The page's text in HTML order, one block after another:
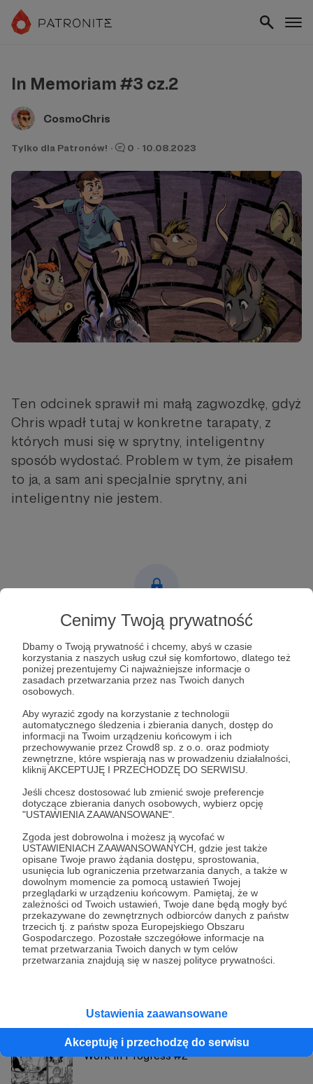
Cenimy Twoją prywatność
Dbamy o Twoją prywatność i chcemy, abyś w czasie
korzystania z naszych usług czuł się komfortowo, dlatego też
poniżej prezentujemy Ci najważniejsze informacje o
zasadach przetwarzania przez nas Twoich danych
osobowych.
Aby wyrazić zgody na korzystanie z technologii
automatycznego śledzenia i zbierania danych, dostęp do
informacji na Twoim urządzeniu końcowym i ich
przechowywanie przez Crowd8 sp. z o.o. oraz podmioty
zewnętrzne, które wspierają nas w prowadzeniu działalności,
kliknij AKCEPTUJĘ I PRZECHODZĘ DO SERWISU.
Jeśli chcesz dostosować lub zmienić swoje preferencje
dotyczące zbierania danych osobowych, wybierz opcję
"USTAWIENIA ZAAWANSOWANE".
Zgoda jest dobrowolna i możesz ją wycofać w
USTAWIENIACH ZAAWANSOWANYCH, gdzie jest także
opisane Twoje prawo żądania dostępu, sprostowania,
usunięcia lub ograniczenia przetwarzania danych, a także w
dowolnym momencie za pomocą ustawień Twojej
przeglądarki w urządzeniu końcowym. Pamiętaj, że w
zależności od Twoich ustawień, Twoje dane będą mogły być
przekazywane do zewnętrznych odbiorców danych z państw
trzecich tj. z państw spoza Europejskiego Obszaru
Gospodarczego. Pozostałe szczegółowe informacje na
temat przetwarzania Twoich danych w tym celów
przetwarzania znajdują się w naszej polityce prywatności.
Ustawienia zaawansowane
Akceptuję i przechodzę do serwisu
In Memoriam #3 cz.2
CosmoChris
Tylko dla Patronów! · 0 · 10.08.2023
Ten odcinek sprawił mi małą zagwozdkę, gdyż
Chris wpadł tutaj w konkretne tarapaty, z
których musi się w sprytny, inteligentny
sposób wydostać. Problem w tym, że pisałem
to ja, a sam ani specjalnie sprytny, ani
inteligentny nie jestem.
Post dostępny tylko dla Patronów
Aby zobaczyć ten materiał musisz być zalogowany
Zaloguj się
komiks premiera
Udostępnij
CosmoChris
Zobacz profil autora
Zobacz również
Work In Progress #2